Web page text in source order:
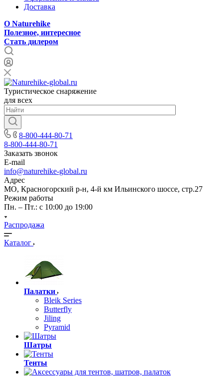
Доставка
О Naturehike
Полезное, интересное
Стать дилером
Туристическое снаряжение
для всех
8-800-444-80-71
8-800-444-80-71
Заказать звонок
E-mail
info@naturehike-global.ru
Адрес
МО, Красногорский р-н, 4-й км Ильинского шоссе, стр.27
Режим работы
Пн. – Пт.: с 10:00 до 19:00
Распродажа
Каталог
Палатки
Bleik Series
Butterfly
Jiling
Pyramid
Шатры
Тенты